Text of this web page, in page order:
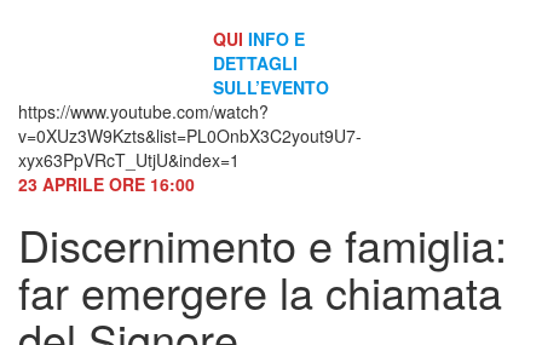
QUI INFO E
DETTAGLI
SULL’EVENTO
https://www.youtube.com/watch?
v=0XUz3W9Kzts&list=PL0OnbX3C2yout9U7-
xyx63PpVRcT_UtjU&index=1
23 APRILE ORE 16:00
Discernimento e famiglia:
far emergere la chiamata